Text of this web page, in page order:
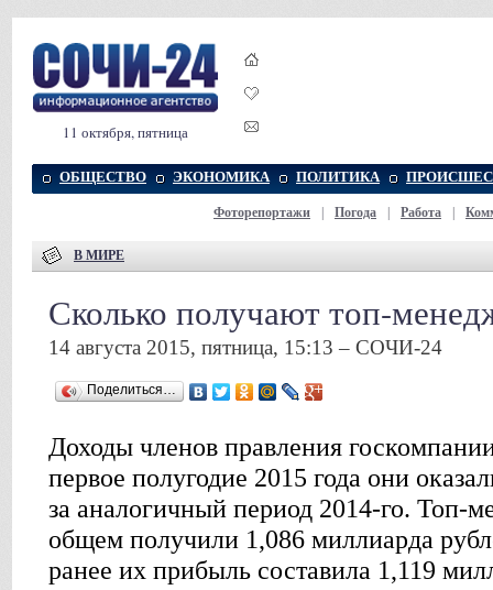
11 октября, пятница
ОБЩЕСТВО ЭКОНОМИКА ПОЛИТИКА
Фоторепортажи Погода Работа
В МИРЕ
Сколько получают топ-
14 августа 2015, пятница, 15:13 – СОЧИ-24
Поделиться…
Доходы членов правления
первое полугодие 2015 года они
за аналогичный период 2014-го. Топ-
общем получили 1,086 миллиарда
ранее их прибыль составила 1,119